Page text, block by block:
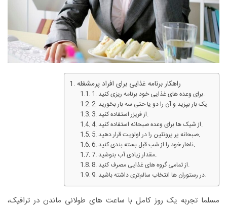
راهکار برنامه غذایی برای افراد پرمشغله
1. برای وعده های غذایی خود برنامه ریزی کنید.
2. یک بار بپزید و آن را دو یا حتی سه بار بخورید.
3. از فریزر استفاده کنید.
4. از شیک ها برای وعده صبحانه استفاده کنید.
5. صبحانه پر پروتئین را در اولویت قرار دهید.
6. ناهار خود را از شب قبل بسته بندی کنید.
7. مقدار زیادی آب بنوشید.
8. از تمامی گروه های غذایی مصرف کنید.
9. در رستوران ها انتخاب سالم‌تری داشته باشید.
مسلما تجربه یک روز کامل با ساعت های طولانی ماندن در ترافیک،